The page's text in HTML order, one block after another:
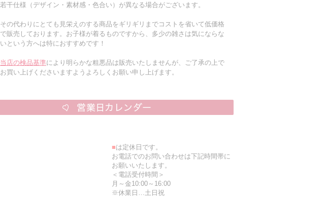
若干仕様（デザイン・素材感・色合い）が異なる場合がございます。
その代わりにとても見栄えのする商品をギリギリまでコストを省いて低価格
で販売しております。お子様が着るものですから、多少の雑さは気にならな
いという方へは特におすすめです！
当店の検品基準により明らかな粗悪品は販売いたしませんが、ご了承の上で
お買い上げくださいますようよろしくお願い申し上げます。
■は定休日です。
お電話でのお問い合わせは下記時間帯に
お願いいたします。
＜電話受付時間＞
月～金10:00～16:00
※休業日…土日祝